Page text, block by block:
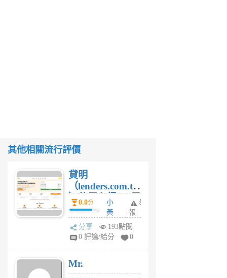
其他相關流行評價
貸明
（lenders.com.tw
）使用心得 — 民
間貸款比較平台
體驗
0.0分
小
黃
蜂
1
舉
報
分享
193點閱
0 評論/給分
0
Mr.